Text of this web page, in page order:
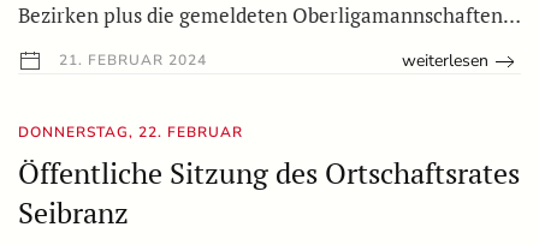
Bezirken plus die gemeldeten Oberligamannschaften…
21. FEBRUAR 2024 weiterlesen
DONNERSTAG, 22. FEBRUAR
Öffentliche Sitzung des Ortschaftsrates
Seibranz